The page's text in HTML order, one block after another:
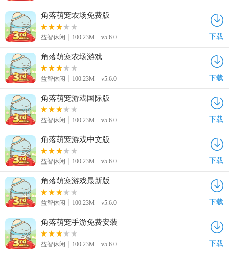
角落萌宠农场免费版
益智休闲 100.23M v5.6.0 下载
角落萌宠农场游戏
益智休闲 100.23M v5.6.0 下载
角落萌宠游戏国际版
益智休闲 100.23M v5.6.0 下载
角落萌宠游戏中文版
益智休闲 100.23M v5.6.0 下载
角落萌宠游戏最新版
益智休闲 100.23M v5.6.0 下载
角落萌宠手游免费安装
益智休闲 100.23M v5.6.0 下载